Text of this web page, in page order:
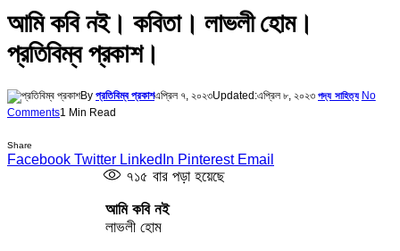
আমি কবি নই। কবিতা। লাভলী হোম।
প্রতিবিম্ব প্রকাশ।
By প্রতিবিম্ব প্রকাশএপ্রিল ৭, ২০২৩Updated:এপ্রিল ৮, ২০২৩ পদ্য সাহিত্য No
Comments1 Min Read
Share
Facebook Twitter LinkedIn Pinterest Email
৭১৫ বার পড়া হয়েছে
আমি কবি নই
লাভলী হোম